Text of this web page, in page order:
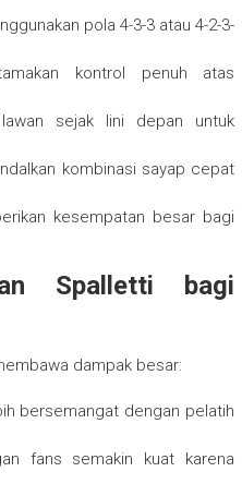
pola 4-3-3 atau 4-2-3-
kontrol penuh atas
sejak lini depan untuk
kombinasi sayap cepat
kesempatan besar bagi
Spalletti bagi
dampak besar:
bersemangat dengan pelatih
fans semakin kuat karena